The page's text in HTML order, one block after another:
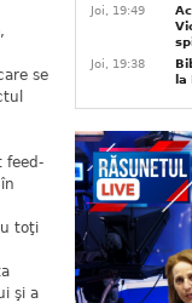
se
feed-
toţi
şi a
Joi, 19:49
Joi, 19:38
la